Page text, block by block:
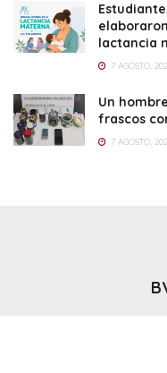
lactancia
7 AGOSTO,
Un
frascos
7 AGOSTO,